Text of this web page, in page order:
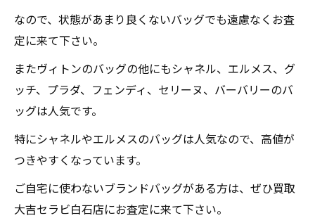
なので、状態があまり良くないバッグでも遠慮なくお査
定に来て下さい。
またヴィトンのバッグの他にもシャネル、エルメス、グ
ッチ、プラダ、フェンディ、セリーヌ、バーバリーのバ
ッグは人気です。
特にシャネルやエルメスのバッグは人気なので、高値が
つきやすくなっています。
ご自宅に使わないブランドバッグがある方は、ぜひ買取
大吉セラビ白石店にお査定に来て下さい。